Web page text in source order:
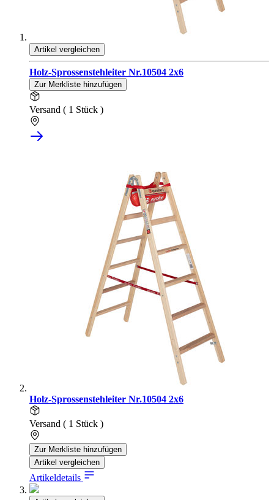
Artikel vergleichen
Holz-Sprossenstehleiter Nr.10504 2x6
Zur Merkliste hinzufügen
Versand ( 1 Stück )
Holz-Sprossenstehleiter Nr.10504 2x6
Versand ( 1 Stück )
Zur Merkliste hinzufügen
Artikel vergleichen
Artikeldetails